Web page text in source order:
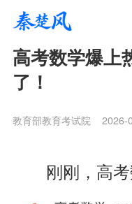
高考数学爆上
了！
教育部教育考试院 2026-
刚刚， 高